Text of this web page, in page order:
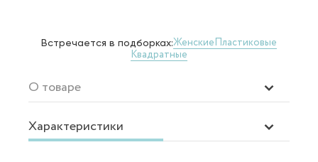
Встречается в подборках:ЖенскиеПластиковые
Квадратные
О товаре
Характеристики